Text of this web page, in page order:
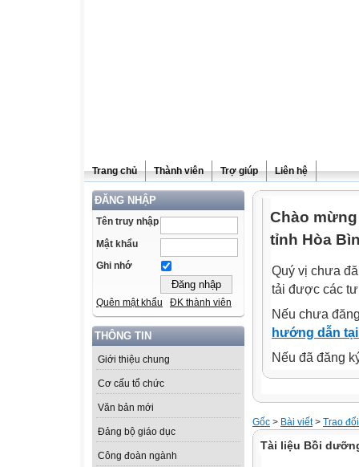
Trang chủ Thành viên Trợ giúp Liên hệ
ĐĂNG NHẬP
Tên truy nhập
Mật khẩu
Ghi nhớ
Quên mật khẩu ĐK thành viên
THÔNG TIN
Giới thiệu chung
Cơ cấu tổ chức
Văn bản mới
Đảng bộ giáo dục
Công đoàn ngành
Chào
tỉnh Hòa
Quý vị chưa
tải được các
Nếu chưa
hướng dẫn
Nếu đã đăng
Gốc > Bài viết> Trao
Tài liệu Bồi